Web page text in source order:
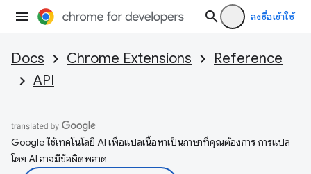
ลงชื่อเข้าใช้
Docs Chrome Extensions
Reference
API
Google ใช้เทคโนโลยี AI เพื่อแปลเนื้อหาเป็นภาษาที่คุณต้องการ การแปล
โดย AI อาจมีข้อผิดพลาด